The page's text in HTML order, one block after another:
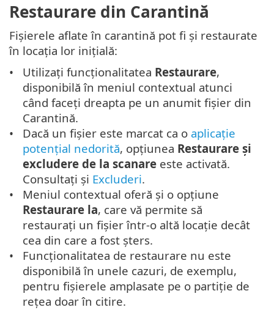
Restaurare din Carantină
Fișierele aflate în carantină pot fi și restaurate
în locația lor inițială:
Utilizați funcționalitatea Restaurare,
disponibilă în meniul contextual atunci
când faceți dreapta pe un anumit fișier din
Carantină.
Dacă un fișier este marcat ca o aplicație
potențial nedorită, opțiunea Restaurare și
excludere de la scanare este activată.
Consultați și Excluderi.
Meniul contextual oferă și o opțiune
Restaurare la, care vă permite să
restaurați un fișier într-o altă locație decât
cea din care a fost șters.
Funcționalitatea de restaurare nu este
disponibilă în unele cazuri, de exemplu,
pentru fișierele amplasate pe o partiție de
rețea doar în citire.